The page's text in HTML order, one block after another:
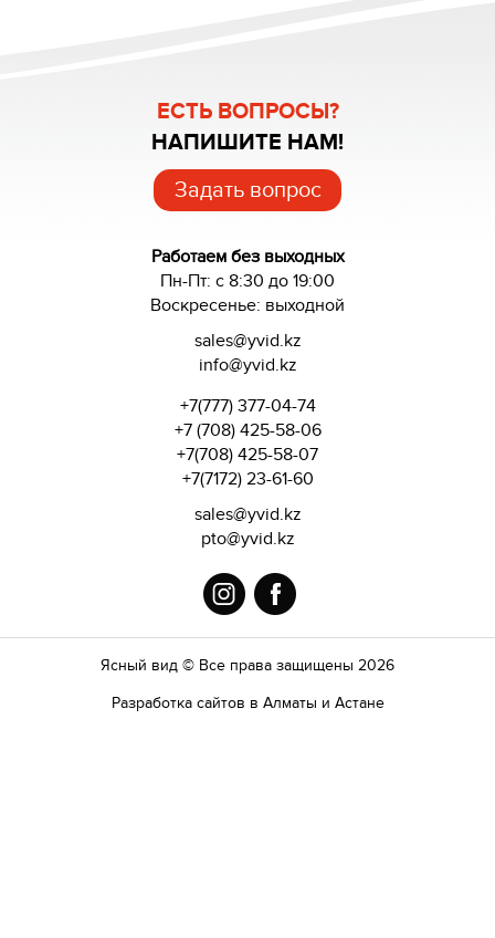
ЕСТЬ ВОПРОСЫ?
НАПИШИТЕ НАМ!
Задать вопрос
Работаем без выходных
Пн-Пт: с 8:30 до 19:00
Воскресенье: выходной
sales@yvid.kz
info@yvid.kz
+7(777) 377-04-74
+7 (708) 425-58-06
+7(708) 425-58-07
+7(7172) 23-61-60
sales@yvid.kz
pto@yvid.kz
Ясный вид © Все права защищены 2026
Разработка сайтов в Алматы и Астане